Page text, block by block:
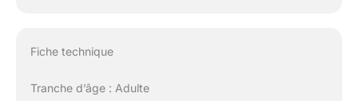
Fiche technique
Tranche d’âge : Adulte